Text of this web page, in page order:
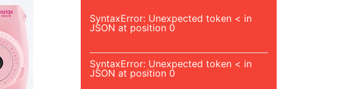
SyntaxError: Unexpected token < in
JSON at position 0
SyntaxError: Unexpected token < in
JSON at position 0